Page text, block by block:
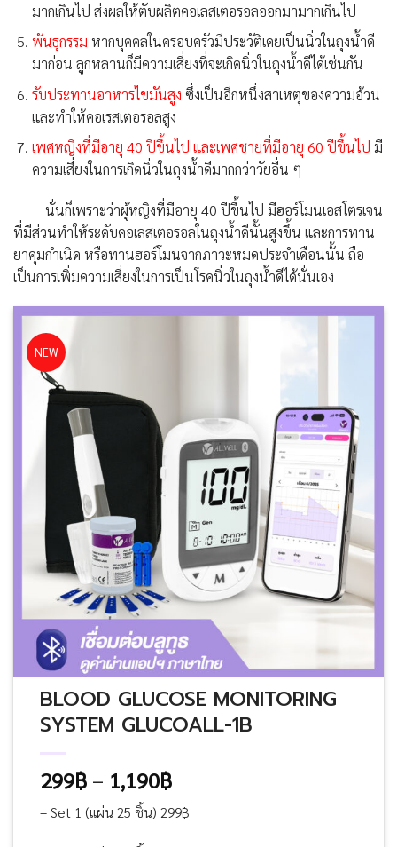
มากเกินไป ส่งผลให้ตับผลิตคอเลสเตอรอลออกมามากเกินไป
พันธุกรรม หากบุคคลในครอบครัวมีประวัติเคยเป็นนิ่วในถุงน้ำดี
มาก่อน ลูกหลานก็มีความเสี่ยงที่จะเกิดนิ่วในถุงน้ำดีได้เช่นกัน
รับประทานอาหารไขมันสูง ซึ่งเป็นอีกหนึ่งสาเหตุของความอ้วน
และทำให้คอเรสเตอรอลสูง
เพศหญิงที่มีอายุ 40 ปีขึ้นไป และเพศชายที่มีอายุ 60 ปีขึ้นไป มี
ความเสี่ยงในการเกิดนิ่วในถุงน้ำดีมากกว่าวัยอื่น ๆ
นั่นก็เพราะว่าผู้หญิงที่มีอายุ 40 ปีขึ้นไป มีฮอร์โมนเอสโตรเจน
ที่มีส่วนทำให้ระดับคอเลสเตอรอลในถุงน้ำดีนั้นสูงขึ้น และการทาน
ยาคุมกำเนิด หรือทานฮอร์โมนจากภาวะหมดประจำเดือนนั้น ถือ
เป็นการเพิ่มความเสี่ยงในการเป็นโรคนิ่วในถุงน้ำดีได้นั่นเอง
NEW
BLOOD GLUCOSE MONITORING
SYSTEM GLUCOALL-1B
299฿ – 1,190฿Price
range:
299฿
– Set 1 (แผ่น 25 ชิ้น) 299฿